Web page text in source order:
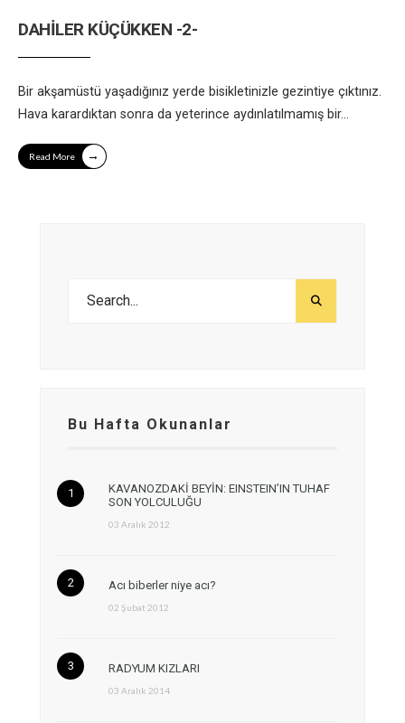
DAHİLER KÜÇÜKKEN -2-
Bir akşamüstü yaşadığınız yerde bisikletinizle gezintiye çıktınız.
Hava karardıktan sonra da yeterince aydınlatılmamış bir...
Read More →
Bu Hafta Okunanlar
KAVANOZDAKİ BEYİN: EINSTEIN’IN TUHAF
SON YOLCULUĞU
03 Aralık 2012
Acı biberler niye acı?
02 Şubat 2012
RADYUM KIZLARI
03 Aralık 2014